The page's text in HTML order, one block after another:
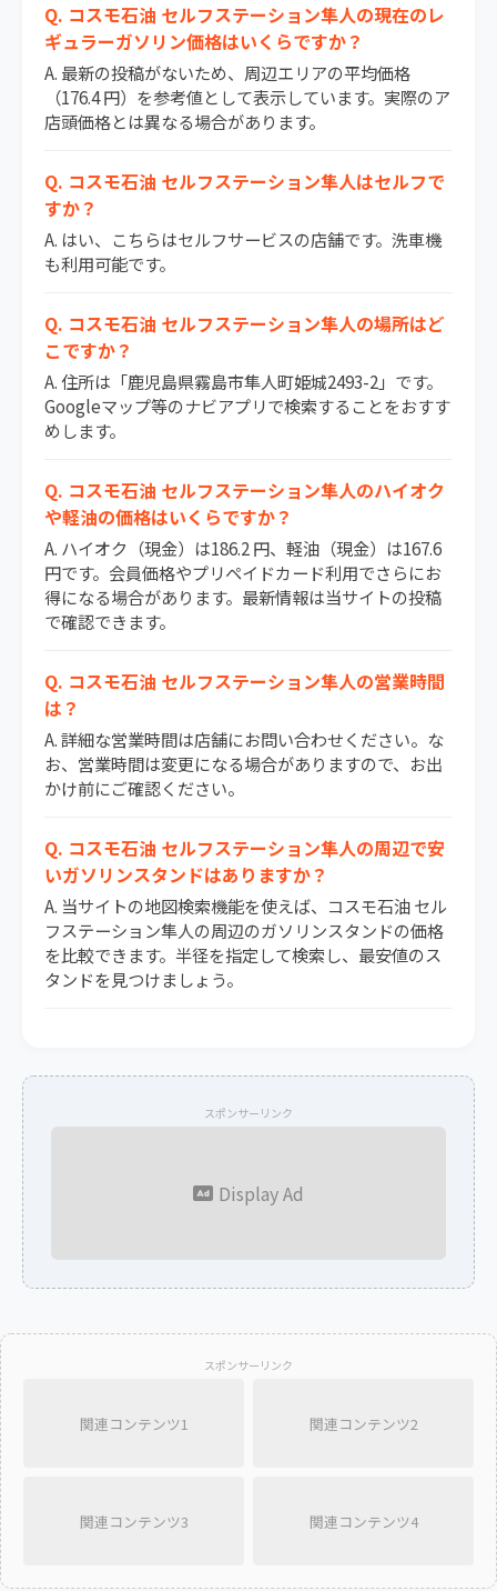
Q. コスモ石油 セルフステーション隼人の現在のレ
ギュラーガソリン価格はいくらですか？
A. 最新の投稿がないため、周辺エリアの平均価格
（176.4 円）を参考値として表示しています。実際のア
店頭価格とは異なる場合があります。
Q. コスモ石油 セルフステーション隼人はセルフで
すか？
A. はい、こちらはセルフサービスの店舗です。洗車機
も利用可能です。
Q. コスモ石油 セルフステーション隼人の場所はど
こですか？
A. 住所は「鹿児島県霧島市隼人町姫城2493-2」です。
Googleマップ等のナビアプリで検索することをおすす
めします。
Q. コスモ石油 セルフステーション隼人のハイオク
や軽油の価格はいくらですか？
A. ハイオク（現金）は186.2 円、軽油（現金）は167.6
円です。会員価格やプリペイドカード利用でさらにお
得になる場合があります。最新情報は当サイトの投稿
で確認できます。
Q. コスモ石油 セルフステーション隼人の営業時間
は？
A. 詳細な営業時間は店舗にお問い合わせください。な
お、営業時間は変更になる場合がありますので、お出
かけ前にご確認ください。
Q. コスモ石油 セルフステーション隼人の周辺で安
いガソリンスタンドはありますか？
A. 当サイトの地図検索機能を使えば、コスモ石油 セル
フステーション隼人の周辺のガソリンスタンドの価格
を比較できます。半径を指定して検索し、最安値のス
タンドを見つけましょう。
スポンサーリンク
Display Ad
スポンサーリンク
関連コンテンツ1 関連コンテンツ2
関連コンテンツ3 関連コンテンツ4